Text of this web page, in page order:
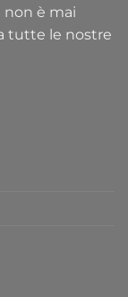
non è mai
tutte le nostre